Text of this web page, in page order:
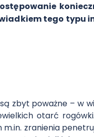
tego typu
zbyt poważne – w
otarć
m.in. zranienia